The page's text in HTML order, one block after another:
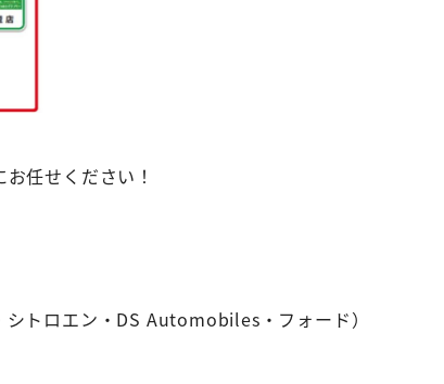
任せください！
トロエン・DS Automobiles・フォード）